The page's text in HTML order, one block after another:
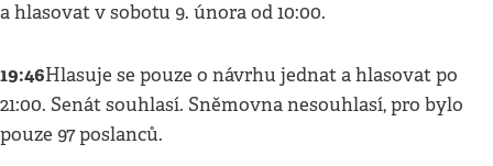
a hlasovat v sobotu 9. února od 10:00.
19:46Hlasuje se pouze o návrhu jednat a hlasovat po
21:00. Senát souhlasí. Sněmovna nesouhlasí, pro bylo
pouze 97 poslanců.